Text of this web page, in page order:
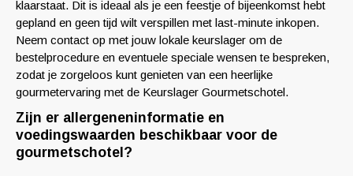
klaarstaat. Dit is ideaal als je een feestje of bijeenkomst hebt
gepland en geen tijd wilt verspillen met last-minute inkopen.
Neem contact op met jouw lokale keurslager om de
bestelprocedure en eventuele speciale wensen te bespreken,
zodat je zorgeloos kunt genieten van een heerlijke
gourmetervaring met de Keurslager Gourmetschotel.
Zijn er allergeneninformatie en
voedingswaarden beschikbaar voor de
gourmetschotel?